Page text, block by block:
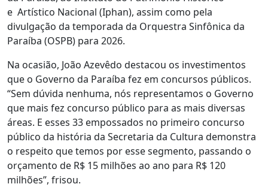
e Artístico Nacional (Iphan), assim como pela
divulgação da temporada da Orquestra Sinfônica da
Paraíba (OSPB) para 2026.
Na ocasião, João Azevêdo destacou os investimentos
que o Governo da Paraíba fez em concursos públicos.
“Sem dúvida nenhuma, nós representamos o Governo
que mais fez concurso público para as mais diversas
áreas. E esses 33 empossados no primeiro concurso
público da história da Secretaria da Cultura demonstra
o respeito que temos por esse segmento, passando o
orçamento de R$ 15 milhões ao ano para R$ 120
milhões”, frisou.